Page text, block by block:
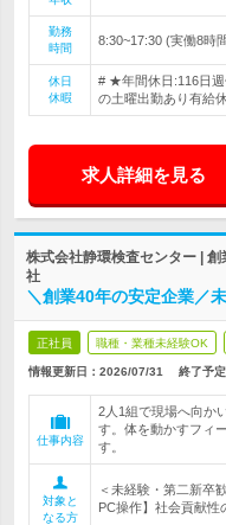
勤務
時間
8:30~17:30 (実働8時
休日
休暇
# ★年間休日:116日
の土曜出勤あり有給
求人詳細を見る
株式会社静環検査センター |
社
＼創業40年の安定企業／
正社員 職種・業種未経験OK
情報更新日：2026/07/31 終了予定
仕事内容
2人1組で現場へ向か
す。体を動かすフィ
す。
対象と
なる方
＜未経験・第二新卒
PC操作】社会貢献性